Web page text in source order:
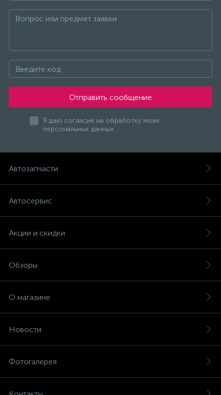
Отправить сообщение
Я даю согласие на обработку моих
персональных данных
Автозапчасти
Автосервис
Акции и скидки
Обзоры
О магазине
Новости
Фотогалерея